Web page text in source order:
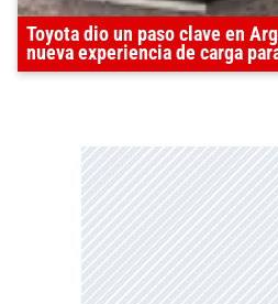
Toyota dio un paso clave en
nueva experiencia de carga